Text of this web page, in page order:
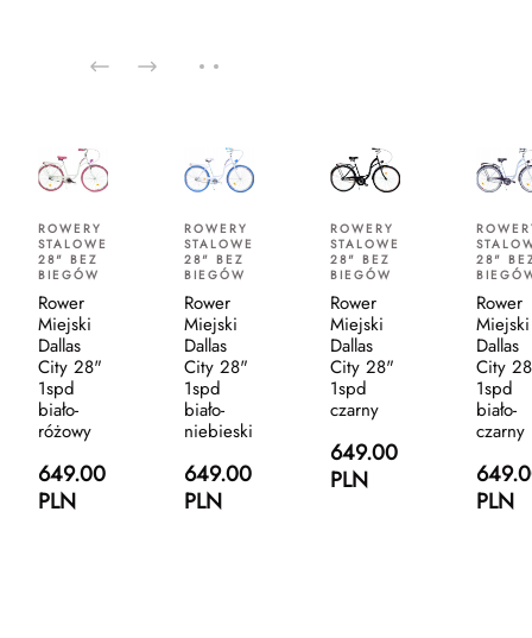
ROWERY
STALOWE
28" BEZ
BIEGÓW
Rower
Miejski
Dallas
City 28"
1spd
biało-
różowy
649.00
PLN
ROWERY
STALOWE
28" BEZ
BIEGÓW
Rower
Miejski
Dallas
City 28"
1spd
biało-
niebieski
649.00
PLN
ROWERY
STALOWE
28" BEZ
BIEGÓW
Rower
Miejski
Dallas
City 28"
1spd
czarny
649.00
PLN
28"
Rower
Miejski
Dallas
City
1spd
biało-
czarny
PLN